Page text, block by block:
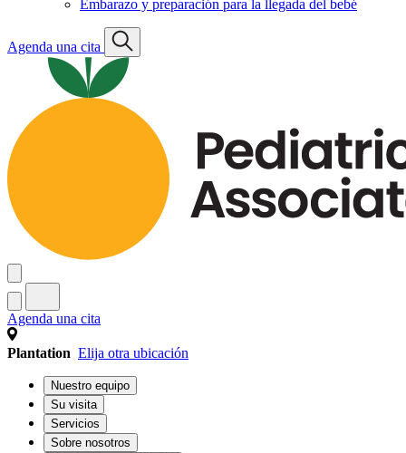
Embarazo y preparación para la llegada del bebé
Agenda una cita
Agenda una cita
Plantation Elija otra ubicación
Nuestro equipo
Su visita
Servicios
Sobre nosotros